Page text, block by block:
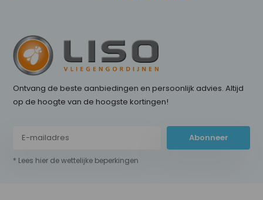
Ontvang de beste aanbiedingen en persoonlijk advies. Altijd
op de hoogte van de hoogste kortingen!
Abonneer
* Lees hier de wettelijke beperkingen